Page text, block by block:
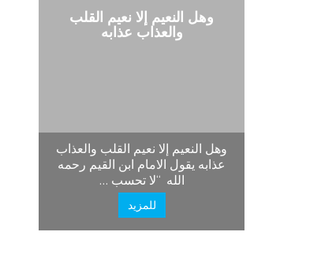
وهل النعيم إلا نعيم القلب
والعذاب عذابه
وهل النعيم إلا نعيم القلب والعذاب
عذابه يقول الامام ابن القيم رحمه
الله “لا تحسب …
للمزيد